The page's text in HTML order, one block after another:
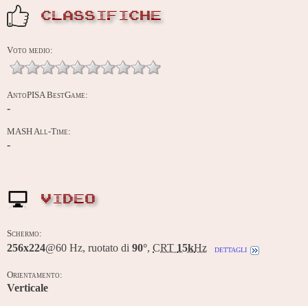
CLASSIFICHE
Voto medio:
AntoPISA BestGame:
-
MASH All-Time:
-
VIDEO
Schermo:
256x224@60 Hz, ruotato di 90°, CRT 15kHz dettagli
Orientamento:
Verticale